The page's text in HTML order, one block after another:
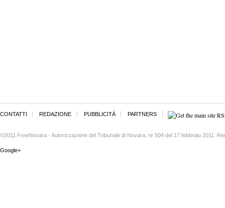
CONTATTI REDAZIONE PUBBLICITÀ PARTNERS
©2011 FreeNovara - Autorizzazione del Tribunale di Novara, nr 504 del 17 febbraio 2011.
Google+